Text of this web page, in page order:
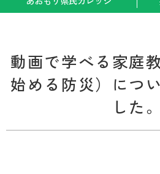
動画で学べる家庭
始める防災）につ
した。